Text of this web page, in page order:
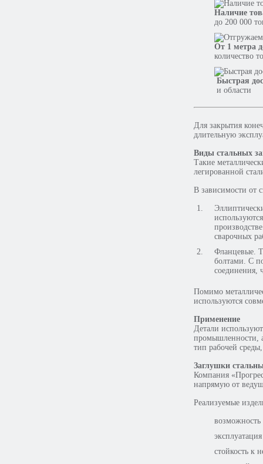
Наличие
до 200 000
От 1 метра
количество
Быстрая
и области
Для закрытия
длительную
Виды стальных
Такие
легированной
В зависимости от
сварочных
Фланцевые.
болтами. С
соединения,
Помимо
используются
Применение
Детали
промышленности,
тип рабочей
Заглушки
Компания
напрямую от
Реализуемые
возможность
стойкость к